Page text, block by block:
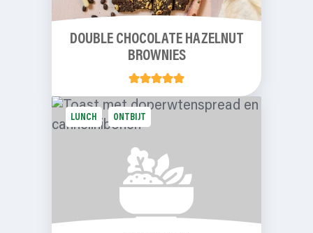
DOUBLE CHOCOLATE HAZELNUT
BROWNIES
LUNCH ONTBIJT